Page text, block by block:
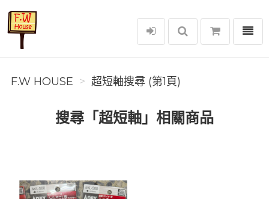
F.W House
選單
F.W HOUSE 超短軸搜尋 (第1頁)
搜尋「超短軸」相關商品